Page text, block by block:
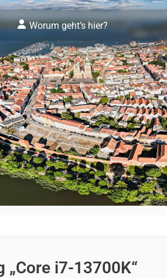
Worum geht’s hier?
„Core i7-13700K“